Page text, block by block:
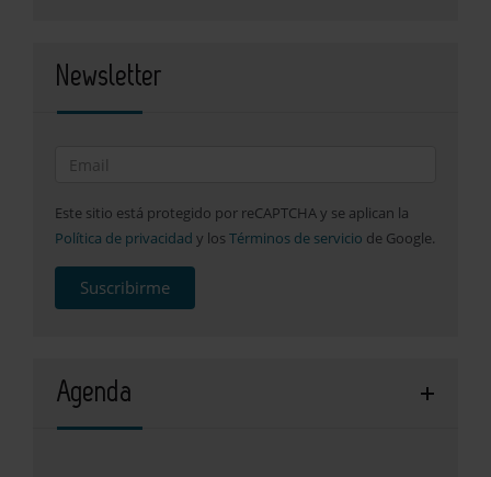
Newsletter
Este sitio está protegido por reCAPTCHA y se aplican la
Política de privacidad y los Términos de servicio de Google.
Suscribirme
Agenda